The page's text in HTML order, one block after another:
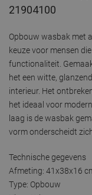
21904100
Opbouw wasbak met
keuze voor mensen
functionaliteit.
het een witte,
interieur. Het
het ideaal voor
laag is de wasbak
vorm onderscheidt
Technische gegevens
Afmeting: 41x38x16
Type: Opbouw